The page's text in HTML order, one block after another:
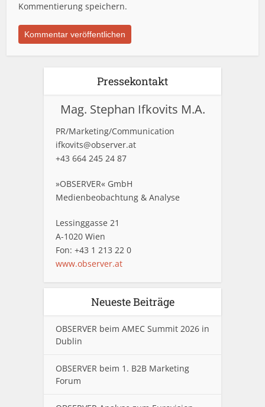
Kommentierung speichern.
Pressekontakt
Mag. Stephan Ifkovits M.A.
PR/Marketing/Communication
ifkovits@observer.at
+43 664 245 24 87
»OBSERVER« GmbH
Medienbeobachtung & Analyse
Lessinggasse 21
A-1020 Wien
Fon: +43 1 213 22 0
www.observer.at
Neueste Beiträge
OBSERVER beim AMEC Summit 2026 in
Dublin
OBSERVER beim 1. B2B Marketing
Forum